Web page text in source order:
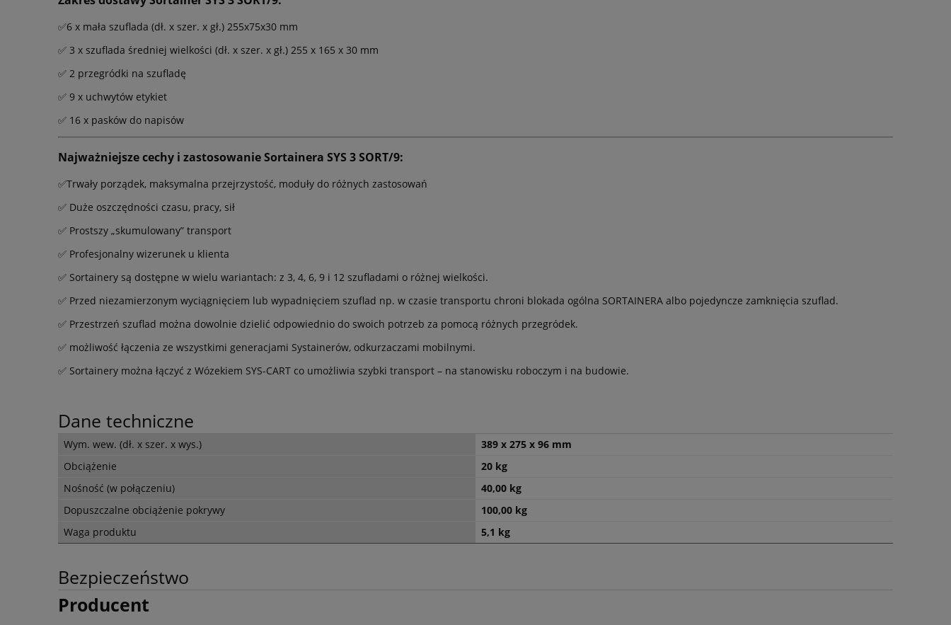
✅6 x mała szuflada (dł. x szer. x gł.) 255x75x30 mm
✅ 3 x szuflada średniej wielkości (dł. x szer. x gł.) 255 x 165 x 30 mm
✅ 2 przegródki na szufladę
✅ 9 x uchwytów etykiet
✅ 16 x pasków do napisów
Najważniejsze cechy i zastosowanie Sortainera SYS 3 SORT/9:
✅Trwały porządek, maksymalna przejrzystość, moduły do różnych zastosowań
✅ Duże oszczędności czasu, pracy, sił
✅ Prostszy „skumulowany” transport
✅ Profesjonalny wizerunek u klienta
✅ Sortainery są dostępne w wielu wariantach: z 3, 4, 6, 9 i 12 szufladami o różnej wielkości.
✅ Przed niezamierzonym wyciągnięciem lub wypadnięciem szuflad np. w czasie transportu chroni blokada ogólna SORTAINERA albo pojedyncze zamknięcia szuflad.
✅ Przestrzeń szuflad można dowolnie dzielić odpowiednio do swoich potrzeb za pomocą różnych przegródek.
✅ możliwość łączenia ze wszystkimi generacjami Systainerów, odkurzaczami mobilnymi.
✅ Sortainery można łączyć z Wózekiem SYS-CART co umożliwia szybki transport – na stanowisku roboczym i na budowie.
Dane techniczne
Wym. wew. (dł. x szer. x wys.)
389 x 275 x 96 mm
Obciążenie
20 kg
Nośność (w połączeniu)
40,00 kg
Dopuszczalne obciążenie pokrywy
100,00 kg
Waga produktu
5,1 kg
Bezpieczeństwo
Producent